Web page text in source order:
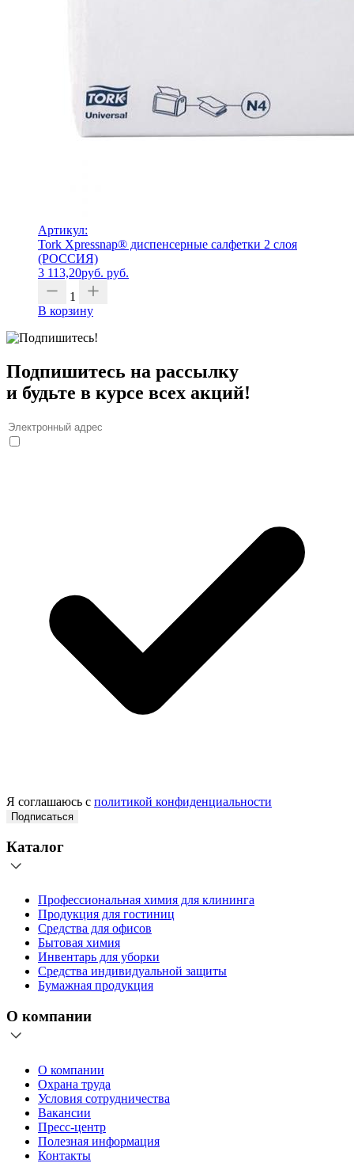
Артикул:
Tork Xpressnap® диспенсерные салфетки 2 слоя
(РОССИЯ)
3 113,20руб. руб.
1
В корзину
Подпишитесь на рассылку
и будьте в курсе всех акций!
Я соглашаюсь с политикой конфиденциальности
Подписаться
Каталог
Профессиональная химия для клининга
Продукция для гостиниц
Средства для офисов
Бытовая химия
Инвентарь для уборки
Средства индивидуальной защиты
Бумажная продукция
О компании
О компании
Охрана труда
Условия сотрудничества
Вакансии
Пресс-центр
Полезная информация
Контакты